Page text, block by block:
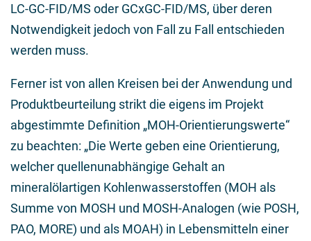
LC-GC-FID/MS oder GCxGC-FID/MS, über deren
Notwendigkeit jedoch von Fall zu Fall entschieden
werden muss.
Ferner ist von allen Kreisen bei der Anwendung und
Produktbeurteilung strikt die eigens im Projekt
abgestimmte Definition „MOH-Orientierungswerte“
zu beachten: „Die Werte geben eine Orientierung,
welcher quellenunabhängige Gehalt an
mineralölartigen Kohlenwasserstoffen (MOH als
Summe von MOSH und MOSH-Analogen (wie POSH,
PAO, MORE) und als MOAH) in Lebensmitteln einer